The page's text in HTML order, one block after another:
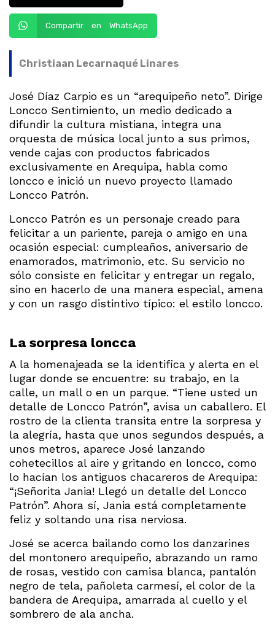
Compartir en WhatsApp
Christiaan Lecarnaqué Linares
José Díaz Carpio es un “arequipeño neto”. Dirige
Loncco Sentimiento, un medio dedicado a
difundir la cultura mistiana, integra una
orquesta de música local junto a sus primos,
vende cajas con productos fabricados
exclusivamente en Arequipa, habla como
loncco e inició un nuevo proyecto llamado
Loncco Patrón.
Loncco Patrón es un personaje creado para
felicitar a un pariente, pareja o amigo en una
ocasión especial: cumpleaños, aniversario de
enamorados, matrimonio, etc. Su servicio no
sólo consiste en felicitar y entregar un regalo,
sino en hacerlo de una manera especial, amena
y con un rasgo distintivo típico: el estilo loncco.
La sorpresa loncca
A la homenajeada se la identifica y alerta en el
lugar donde se encuentre: su trabajo, en la
calle, un mall o en un parque. “Tiene usted un
detalle de Loncco Patrón”, avisa un caballero. El
rostro de la clienta transita entre la sorpresa y
la alegría, hasta que unos segundos después, a
unos metros, aparece José lanzando
cohetecillos al aire y gritando en loncco, como
lo hacían los antiguos chacareros de Arequipa:
“¡Señorita Jania! Llegó un detalle del Loncco
Patrón”. Ahora sí, Jania está completamente
feliz y soltando una risa nerviosa.
José se acerca bailando como los danzarines
del montonero arequipeño, abrazando un ramo
de rosas, vestido con camisa blanca, pantalón
negro de tela, pañoleta carmesí, el color de la
bandera de Arequipa, amarrada al cuello y el
sombrero de ala ancha.